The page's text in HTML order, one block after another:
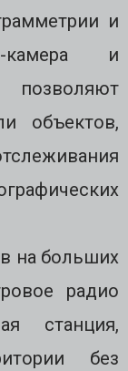
и
камера и
позволяют
объектов,
на больших
радио
станция,
без